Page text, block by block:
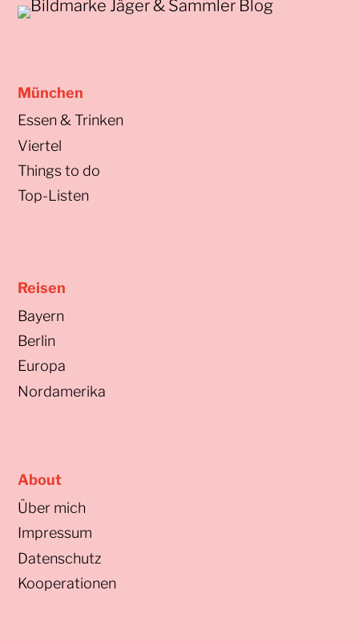
München
Essen & Trinken
Viertel
Things to do
Top-Listen
Reisen
Bayern
Berlin
Europa
Nordamerika
About
Über mich
Impressum
Datenschutz
Kooperationen